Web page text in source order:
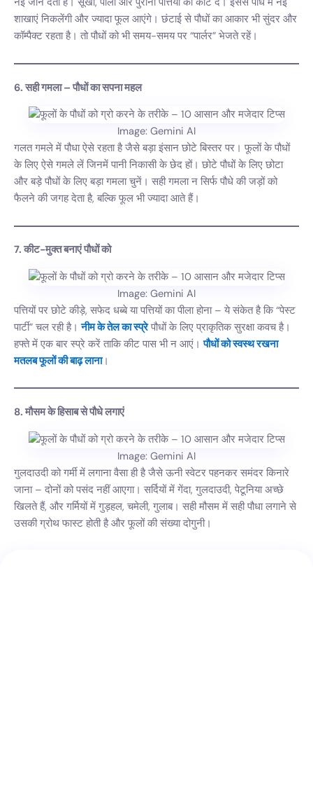
शाखाएं निकलेंगी और ज्यादा फूल आएंगे। छंटाई से पौधों का आकार भी सुंदर और
कॉम्पैक्ट रहता है। तो पौधों को भी समय-समय पर “पार्लर” भेजते रहें।
6. सही गमला – पौधों का सपना महल
Image: Gemini AI
गलत गमले में पौधा ऐसे रहता है जैसे बड़ा इंसान छोटे बिस्तर पर। फूलों के पौधों
के लिए ऐसे गमले लें जिनमें पानी निकासी के छेद हों। छोटे पौधों के लिए छोटा
और बड़े पौधों के लिए बड़ा गमला चुनें। सही गमला न सिर्फ पौधे की जड़ों को
फैलने की जगह देता है, बल्कि फूल भी ज्यादा आते हैं।
7. कीट-मुक्त बनाएं पौधों को
Image: Gemini AI
पत्तियों पर छोटे कीड़े, सफेद धब्बे या पत्तियों का पीला होना – ये संकेत है कि “पेस्ट
पार्टी” चल रही है।नीम के तेल का स्प्रेपौधों के लिए प्राकृतिक सुरक्षा कवच है।
हफ्ते में एक बार स्प्रे करें ताकि कीट पास भी न आएं।पौधों को स्वस्थ रखना
मतलब फूलों की बाढ़ लाना।
8. मौसम के हिसाब से पौधे लगाएं
Image: Gemini AI
गुलदाउदी को गर्मी में लगाना वैसा ही है जैसे ऊनी स्वेटर पहनकर समंदर किनारे
जाना – दोनों को पसंद नहीं आएगा। सर्दियों में गेंदा, गुलदाउदी, पेटूनिया अच्छे
खिलते हैं, और गर्मियों में गुड़हल, चमेली, गुलाब। सही मौसम में सही पौधा लगाने से
उसकी ग्रोथ फास्ट होती है और फूलों की संख्या दोगुनी।